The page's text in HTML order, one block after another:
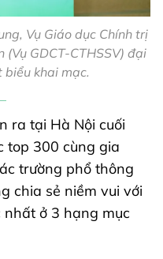
Vụ Giáo dục Chính trị
(Vụ GDCT-CTHSSV) đại
khai mạc.
ra tại Hà Nội cuối
top 300 cùng gia
trường phổ thông
chia sẻ niềm vui với
ở 3 hạng mục